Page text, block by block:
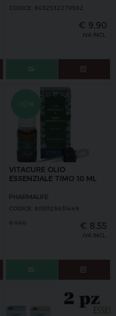
CODICE: 8032532270592
€ 9,90
IVA INCL.
VITACURE OLIO
ESSENZIALE TIMO 10 ML
PHARMALIFE
CODICE: 8051128631449
€ 8,55
IVA INCL.